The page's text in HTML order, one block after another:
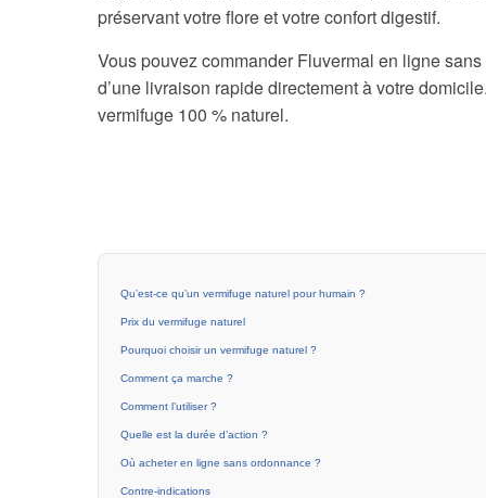
préservant votre flore et votre confort digestif.
Vous pouvez commander Fluvermal en ligne
d’une livraison rapide directement à votre
vermifuge 100 % naturel.
Qu’est-ce qu’un vermifuge naturel pour humain ?
Prix du vermifuge naturel
Pourquoi choisir un vermifuge naturel ?
Comment ça marche ?
Comment l’utiliser ?
Quelle est la durée d’action ?
Où acheter en ligne sans ordonnance ?
Contre-indications